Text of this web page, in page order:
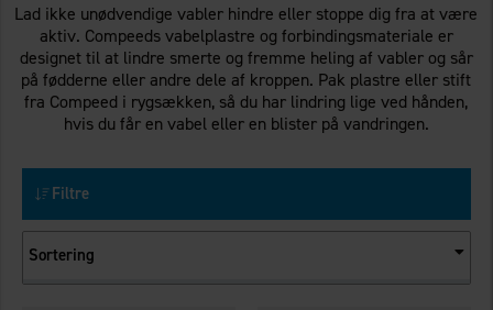
Lad ikke unødvendige vabler hindre eller stoppe dig fra at være
aktiv. Compeeds vabelplastre og forbindingsmateriale er
designet til at lindre smerte og fremme heling af vabler og sår
på fødderne eller andre dele af kroppen. Pak plastre eller stift
fra Compeed i rygsækken, så du har lindring lige ved hånden,
hvis du får en vabel eller en blister på vandringen.
Filtre
Sortering